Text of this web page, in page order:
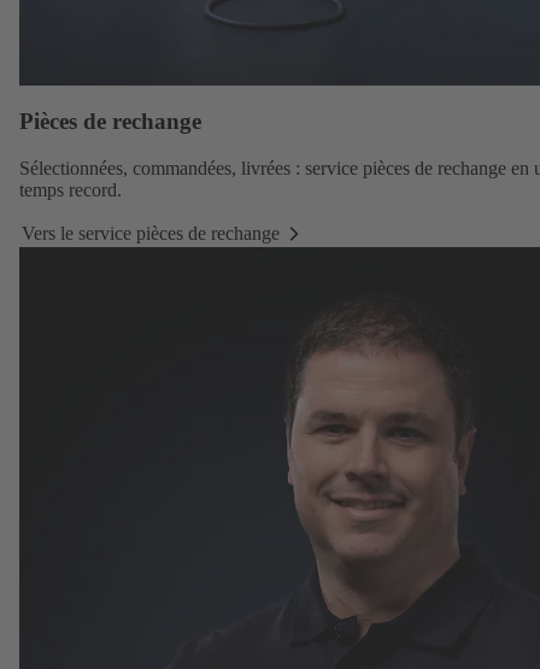
Pièces de rechange
Sélectionnées, commandées, livrées : service pièces de rechange en
temps record.
Vers le service pièces de rechange
Vers
rechange